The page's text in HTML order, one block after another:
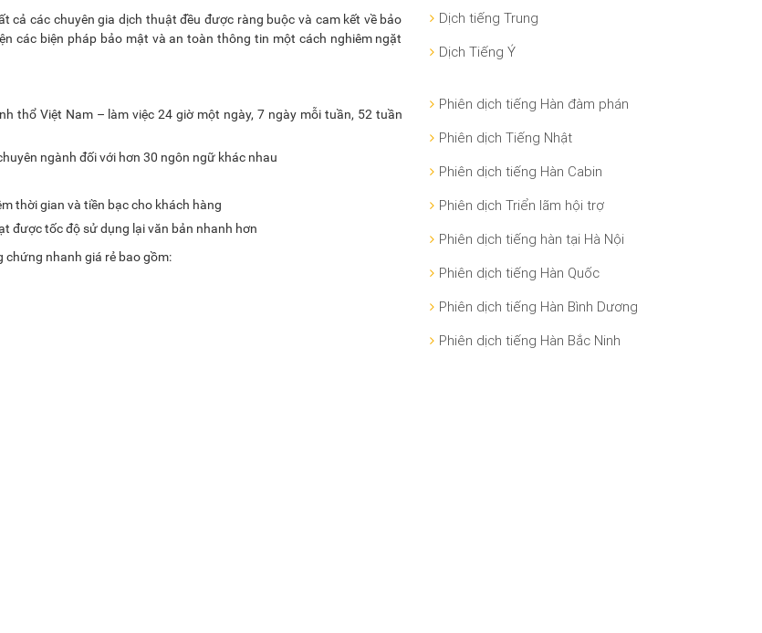
cả các chuyên gia dịch thuật đều được ràng buộc và cam kết về bảo
các biện pháp bảo mật và an toàn thông tin một cách nghiêm ngặt
thổ Việt Nam – làm việc 24 giờ một ngày, 7 ngày mỗi tuần, 52 tuần
ngành đối với hơn 30 ngôn ngữ khác nhau
thời gian và tiền bạc cho khách hàng
được tốc độ sử dụng lại văn bản nhanh hơn
chứng nhanh giá rẻ bao gồm:
Dịch tiếng Trung
Dịch Tiếng Ý
Phiên dịch tiếng Hàn đàm phán
Phiên dịch Tiếng Nhật
Phiên dịch tiếng Hàn Cabin
Phiên dịch Triển lãm hội trợ
Phiên dịch tiếng hàn tại Hà Nội
Phiên dịch tiếng Hàn Quốc
Phiên dịch tiếng Hàn Bình Dương
Phiên dịch tiếng Hàn Bắc Ninh